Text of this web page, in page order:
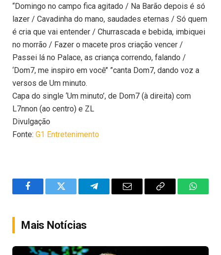
“Domingo no campo fica agitado / Na Barão depois é só
lazer / Cavadinha do mano, saudades eternas / Só quem
é cria que vai entender / Churrascada e bebida, imbiquei
no morrão / Fazer o macete pros criação vencer /
Passei lá no Palace, as criança correndo, falando /
‘Dom7, me inspiro em você’’ ”canta Dom7, dando voz a
versos de Um minuto.
Capa do single ‘Um minuto’, de Dom7 (à direita) com
L7nnon (ao centro) e ZL
Divulgação
Fonte: G1 Entretenimento
FacebookTwitter TelegramEmail
Copy
Mais Notícias